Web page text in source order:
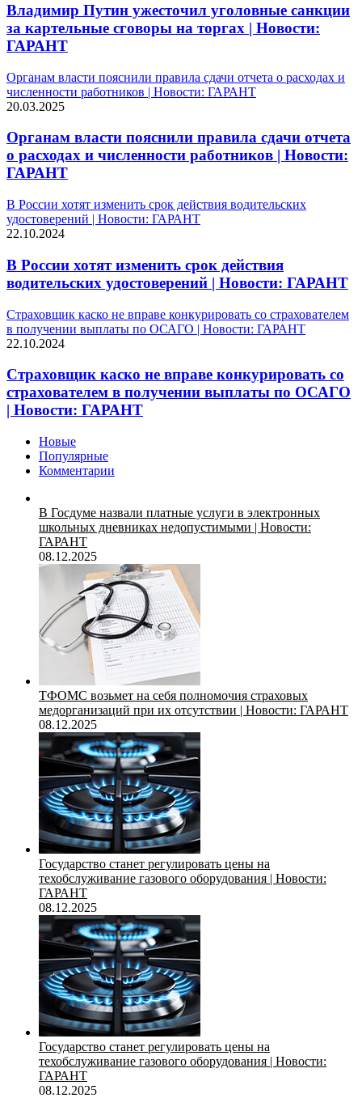
Владимир Путин ужесточил уголовные санкции
за картельные сговоры на торгах | Новости:
ГАРАНТ
Органам власти пояснили правила сдачи отчета о расходах и
численности работников | Новости: ГАРАНТ
20.03.2025
Органам власти пояснили правила сдачи отчета
о расходах и численности работников | Новости:
ГАРАНТ
В России хотят изменить срок действия водительских
удостоверений | Новости: ГАРАНТ
22.10.2024
В России хотят изменить срок действия
водительских удостоверений | Новости: ГАРАНТ
Страховщик каско не вправе конкурировать со страхователем
в получении выплаты по ОСАГО | Новости: ГАРАНТ
22.10.2024
Страховщик каско не вправе конкурировать со
страхователем в получении выплаты по ОСАГО
| Новости: ГАРАНТ
Новые
Популярные
Комментарии
В Госдуме назвали платные услуги в электронных
школьных дневниках недопустимыми | Новости:
ГАРАНТ
08.12.2025
ТФОМС возьмет на себя полномочия страховых
медорганизаций при их отсутствии | Новости: ГАРАНТ
08.12.2025
Государство станет регулировать цены на
техобслуживание газового оборудования | Новости:
ГАРАНТ
08.12.2025
Государство станет регулировать цены на
техобслуживание газового оборудования | Новости:
ГАРАНТ
08.12.2025